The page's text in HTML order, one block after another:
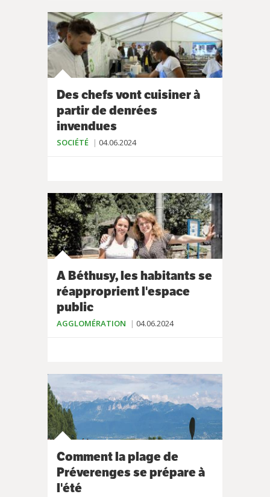
Des chefs vont cuisiner à
partir de denrées
invendues
SOCIÉTÉ 04.06.2024
A Béthusy, les habitants se
réapproprient l'espace
public
AGGLOMÉRATION 04.06.2024
Comment la plage de
Préverenges se prépare à
l'été